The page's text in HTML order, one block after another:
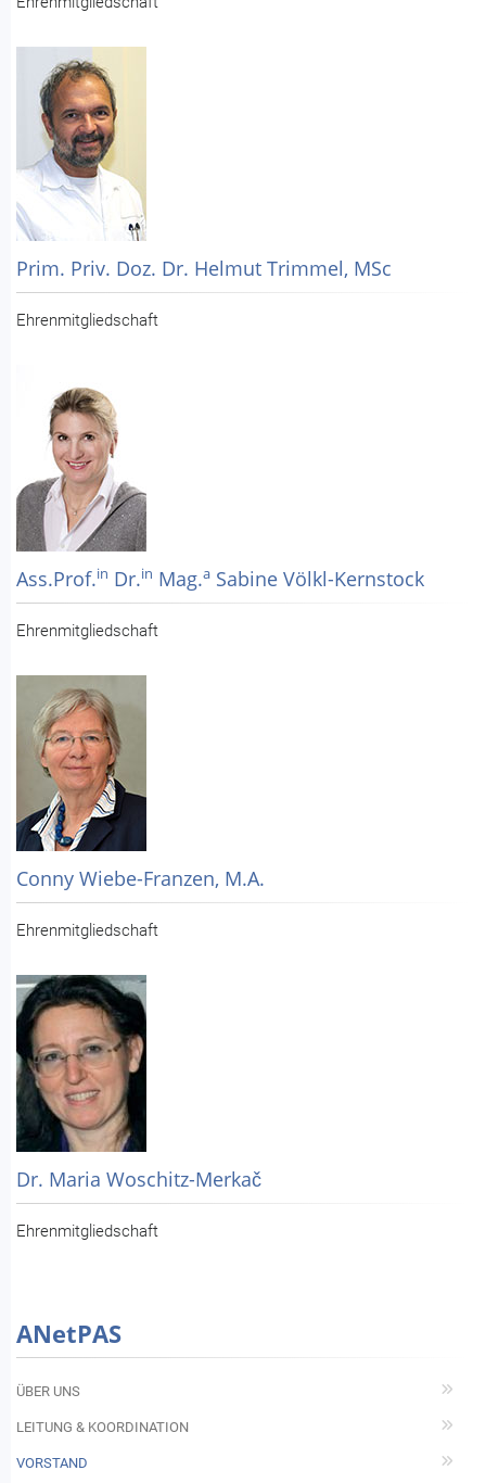
Prim. Priv. Doz. Dr. Helmut Trimmel, MSc
Ehrenmitgliedschaft
Ass.Prof.in Dr.in Mag.a Sabine Völkl-Kernstock
Ehrenmitgliedschaft
Conny Wiebe-Franzen, M.A.
Ehrenmitgliedschaft
Dr. Maria Woschitz-Merkač
Ehrenmitgliedschaft
ANetPAS
ÜBER UNS
LEITUNG & KOORDINATION
VORSTAND